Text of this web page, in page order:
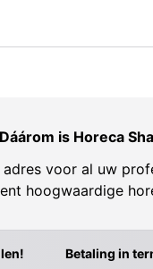
Dáárom is Horeca
voor al uw
hoogwaardige
Betaling in